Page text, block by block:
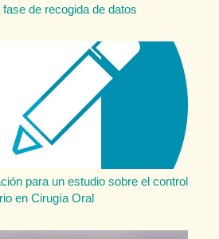
de recogida de datos
para un estudio sobre el control
en Cirugía Oral